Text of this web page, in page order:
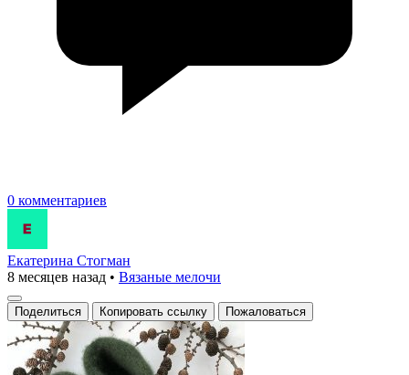
0 комментариев
Екатерина Стогман
8 месяцев назад • Вязаные мелочи
Поделиться Копировать ссылку Пожаловаться